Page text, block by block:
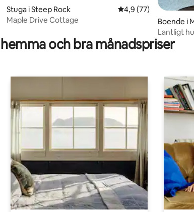
betyg, 95 omdömen
Stuga i Steep Rock 4,9 av 5 i
4,9 (77)
Maple Drive Cottage
Boende i
Lantligt
och bra månadspriser